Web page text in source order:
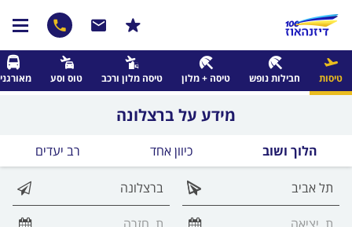
טיסות חבילות נופש טיסה + מלון טיסה מלון ורכב טוס וסע
מידע על ברצלונה
הלוך ושוב כיוון אחד רב יעדים